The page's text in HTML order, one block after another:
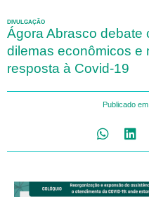
DIVULGAÇÃO
Ágora Abrasco debate
dilemas econômicos e
resposta à Covid-19
Publicado em